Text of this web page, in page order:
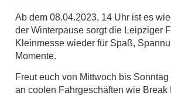
Ab dem 08.04.2023, 14 Uhr ist es
der Winterpause sorgt die Leipziger
Kleinmesse wieder für Spaß,
Momente.
Freut euch von Mittwoch bis Sonntag
an coolen Fahrgeschäften wie Break